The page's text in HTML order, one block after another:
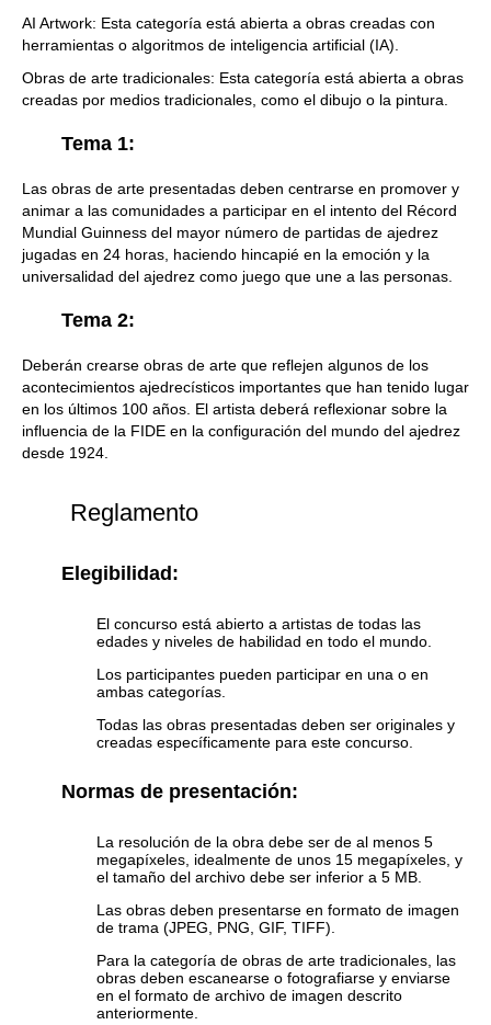
AI Artwork: Esta categoría está abierta a obras creadas con
herramientas o algoritmos de inteligencia artificial (IA).
Obras de arte tradicionales: Esta categoría está abierta a obras
creadas por medios tradicionales, como el dibujo o la pintura.
Tema 1:
Las obras de arte presentadas deben centrarse en promover y
animar a las comunidades a participar en el intento del Récord
Mundial Guinness del mayor número de partidas de ajedrez
jugadas en 24 horas, haciendo hincapié en la emoción y la
universalidad del ajedrez como juego que une a las personas.
Tema 2:
Deberán crearse obras de arte que reflejen algunos de los
acontecimientos ajedrecísticos importantes que han tenido lugar
en los últimos 100 años. El artista deberá reflexionar sobre la
influencia de la FIDE en la configuración del mundo del ajedrez
desde 1924.
Reglamento
Elegibilidad:
El concurso está abierto a artistas de todas las
edades y niveles de habilidad en todo el mundo.
Los participantes pueden participar en una o en
ambas categorías.
Todas las obras presentadas deben ser originales y
creadas específicamente para este concurso.
Normas de presentación:
La resolución de la obra debe ser de al menos 5
megapíxeles, idealmente de unos 15 megapíxeles, y
el tamaño del archivo debe ser inferior a 5 MB.
Las obras deben presentarse en formato de imagen
de trama (JPEG, PNG, GIF, TIFF).
Para la categoría de obras de arte tradicionales, las
obras deben escanearse o fotografiarse y enviarse
en el formato de archivo de imagen descrito
anteriormente.